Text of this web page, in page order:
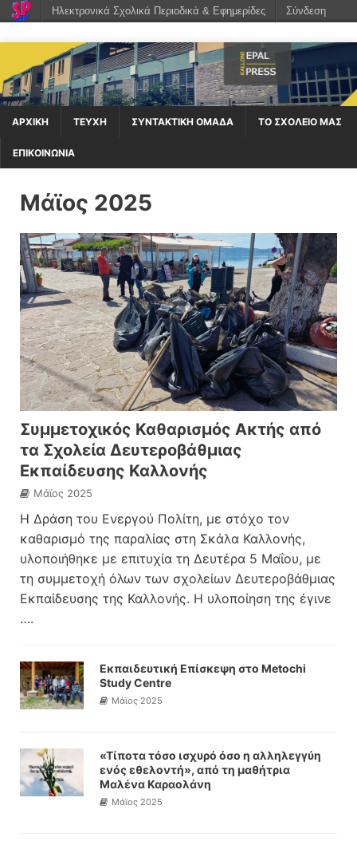
ΑΡΧΙΚΉ ΤΕΥΧΗ ΣΥΝΤΑΚΤΙΚΗ ΟΜΑΔΑ ΤΟ ΣΧΟΛΕΙΟ ΜΑΣ
ΕΠΙΚΟΙΝΩΝΙΑ
Μάϊος 2025
Συμμετοχικός Καθαρισμός Ακτής από
τα Σχολεία Δευτεροβάθμιας
Εκπαίδευσης Καλλονής
Μάϊος 2025
Η Δράση του Ενεργού Πολίτη, με στόχο τον
καθαρισμό της παραλίας στη Σκάλα Καλλονής,
υλοποιήθηκε με επιτυχία τη Δευτέρα 5 Μαΐου, με
τη συμμετοχή όλων των σχολείων Δευτεροβάθμιας
Εκπαίδευσης της Καλλονής. Η υλοποίηση της έγινε
….
Εκπαιδευτική Επίσκεψη στο Metochi
Study Centre
Μάϊος 2025
«Τίποτα τόσο ισχυρό όσο η αλληλεγγύη
ενός εθελοντή», από τη μαθήτρια
Μαλένα Καραολάνη
Μάϊος 2025
Ηλεκτρονικά Σχολικά Περιοδικά & Εφημερίδες Σύνδεση